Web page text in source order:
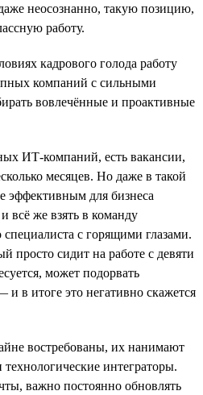
неосознанно, такую позицию,
работу.
кадрового голода работу
компаний с сильными
вовлечённые и проактивные
ИТ-компаний, есть вакансии,
месяцев. Но даже в такой
эффективным для бизнеса
всё же взять в команду
с горящими глазами.
просто сидит на работе с девяти
может подорвать
в итоге это негативно скажется
востребованы, их нанимают
интеграторы.
важно постоянно обновлять